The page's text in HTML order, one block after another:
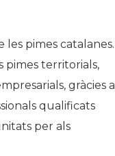
pimes catalanes.
pimes territorials,
gràcies a
qualificats
per als